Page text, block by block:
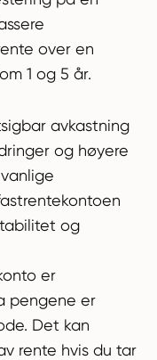
over en
1 og 5 år.
avkastning
og høyere
og
er
pengene er
Det kan
rente hvis du tar